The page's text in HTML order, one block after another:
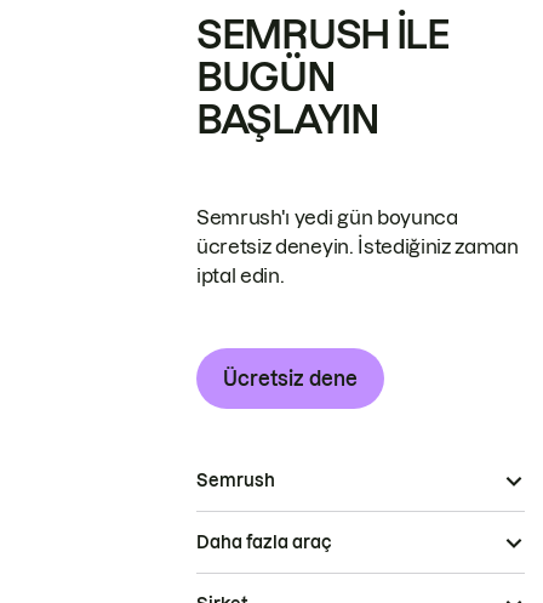
SEMRUSH ILE
BUGÜN
BAŞLAYIN
Semrush'ı yedi gün boyunca
ücretsiz deneyin. İstediğiniz zaman
iptal edin.
Ücretsiz dene
Semrush
Daha fazla araç